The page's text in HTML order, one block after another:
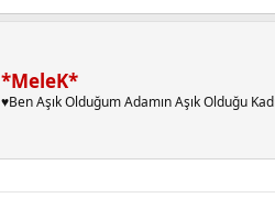
*MeleK*
♥Ben Aşık Olduğum Adamın Aşık Olduğu